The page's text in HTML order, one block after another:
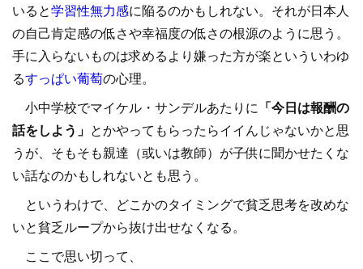
いると学習性無力感に陥るのかもしれない。それが日本人
の自己肯定感の低さや幸福度の低さの根源のように思う。
手に入らないものは求めるより嫌った方が楽といういわゆ
るすっぱい葡萄の心理。
小中学校でマイケル・サンデルあたりに 「今日は報酬の
話をしよう」 とかやってもらったらイイんじゃないかと思
うが、そもそも親達（或いは教師）が子供に聞かせたくな
い話なのかもしれないとも思う。
というわけで、どこかのタイミングで貧乏思考を改めな
いと貧乏ループから抜け出せなくなる。
ここで思い切って、